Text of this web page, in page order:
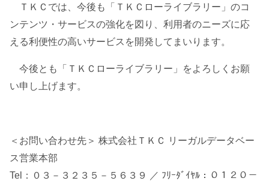
ＴＫＣでは、今後も「ＴＫＣローライブラリー」のコ
ンテンツ・サービスの強化を図り、利用者のニーズに応
える利便性の高いサービスを開発してまいります。
今後とも「ＴＫＣローライブラリー」をよろしくお願
い申し上げます。
＜お問い合わせ先＞ 株式会社ＴＫＣ リーガルデータベー
ス営業本部
Tel：０３－３２３５－５６３９ ／ ﾌﾘｰﾀﾞｲﾔﾙ：０１２０－